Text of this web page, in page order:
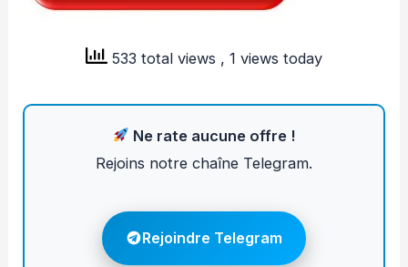
533 total views , 1 views today
Ne rate aucune offre !
Rejoins notre chaîne Telegram.
Rejoindre Telegram